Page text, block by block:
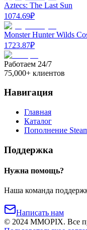
Aztecs: The Last Sun
1074.69₽
Monster Hunter Wilds
1723.87₽
Работаем 24/7
75,000+ клиентов
Навигация
Главная
Каталог
Пополнение
Поддержка
Нужна помощь?
Наша команда
Написать нам
© 2024 MMOPIX. Все